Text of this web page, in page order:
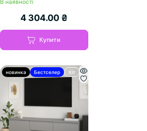
В наявності
4 304.00 ₴
Купити
новинка Бестселер Хіт